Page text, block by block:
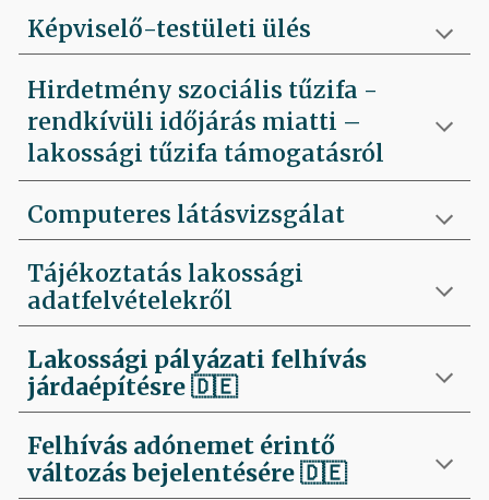
Képviselő-testületi ülés
Hirdetmény szociális tűzifa -
rendkívüli időjárás miatti –
lakossági tűzifa támogatásról
Computeres látásvizsgálat
Tájékoztatás lakossági
adatfelvételekről
Lakossági pályázati felhívás
járdaépítésre🇩🇪
Felhívás adónemet érintő
változás bejelentésére 🇩🇪